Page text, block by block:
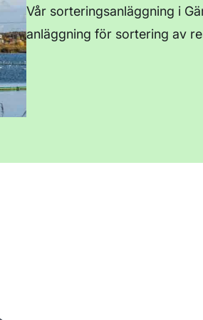
Vår sorteringsanläggning i
anläggning för sortering av